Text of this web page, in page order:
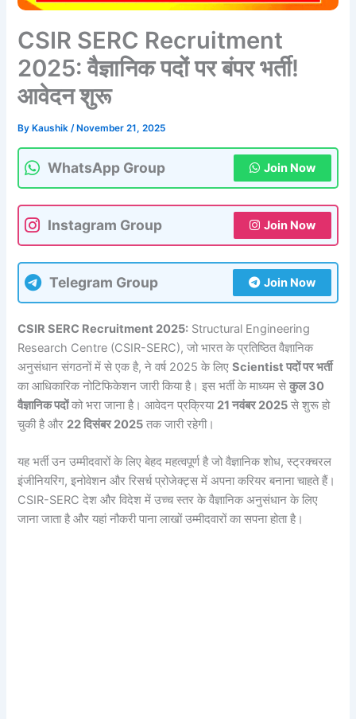
CSIR SERC Recruitment
2025: वैज्ञानिक पदों पर बंपर भर्ती!
आवेदन शुरू
By Kaushik/ November 21, 2025
WhatsApp Group Join Now
Instagram Group Join Now
Telegram Group Join Now
CSIR SERC Recruitment 2025: Structural Engineering
Research Centre (CSIR-SERC), जो भारत के प्रतिष्ठित वैज्ञानिक
अनुसंधान संगठनों में से एक है, ने वर्ष 2025 के लिएScientist पदों पर भर्ती
का आधिकारिक नोटिफिकेशन जारी किया है। इस भर्ती के माध्यम सेकुल 30
वैज्ञानिक पदोंको भरा जाना है। आवेदन प्रक्रिया 21 नवंबर 2025 से शुरू हो
चुकी है और 22 दिसंबर 2025 तक जारी रहेगी।
यह भर्ती उन उम्मीदवारों के लिए बेहद महत्वपूर्ण है जो वैज्ञानिक शोध, स्ट्रक्चरल
इंजीनियरिंग, इनोवेशन और रिसर्च प्रोजेक्ट्स में अपना करियर बनाना चाहते हैं।
CSIR-SERC देश और विदेश में उच्च स्तर के वैज्ञानिक अनुसंधान के लिए
जाना जाता है और यहां नौकरी पाना लाखों उम्मीदवारों का सपना होता है।